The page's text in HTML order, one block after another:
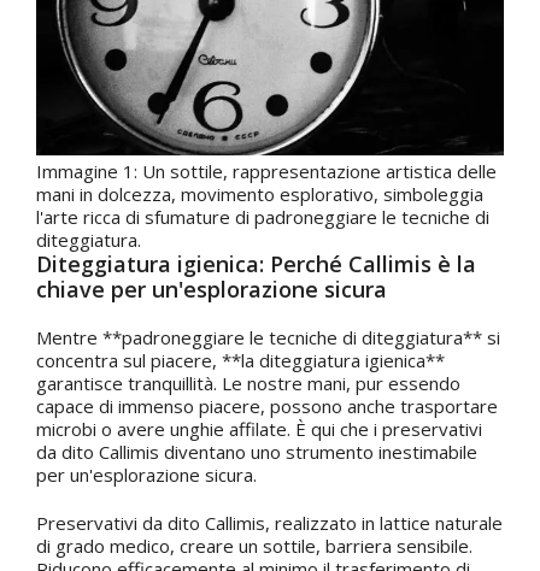
Immagine 1: Un sottile, rappresentazione artistica delle
mani in dolcezza, movimento esplorativo, simboleggia
l'arte ricca di sfumature di padroneggiare le tecniche di
diteggiatura.
Diteggiatura igienica: Perché Callimis è la
chiave per un'esplorazione sicura
Mentre **padroneggiare le tecniche di diteggiatura** si
concentra sul piacere, **la diteggiatura igienica**
garantisce tranquillità. Le nostre mani, pur essendo
capace di immenso piacere, possono anche trasportare
microbi o avere unghie affilate. È qui che i preservativi
da dito Callimis diventano uno strumento inestimabile
per un'esplorazione sicura.
Preservativi da dito Callimis, realizzato in lattice naturale
di grado medico, creare un sottile, barriera sensibile.